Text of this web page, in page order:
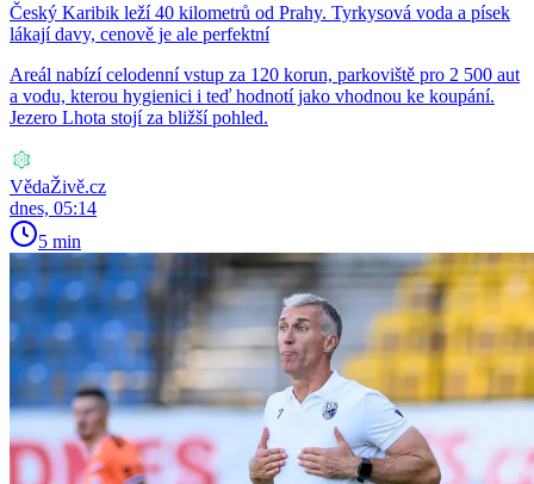
Český Karibik leží 40 kilometrů od Prahy. Tyrkysová voda a písek
lákají davy, cenově je ale perfektní
Areál nabízí celodenní vstup za 120 korun, parkoviště pro 2 500 aut
a vodu, kterou hygienici i teď hodnotí jako vhodnou ke koupání.
Jezero Lhota stojí za bližší pohled.
VědaŽivě.cz
dnes, 05:14
5 min